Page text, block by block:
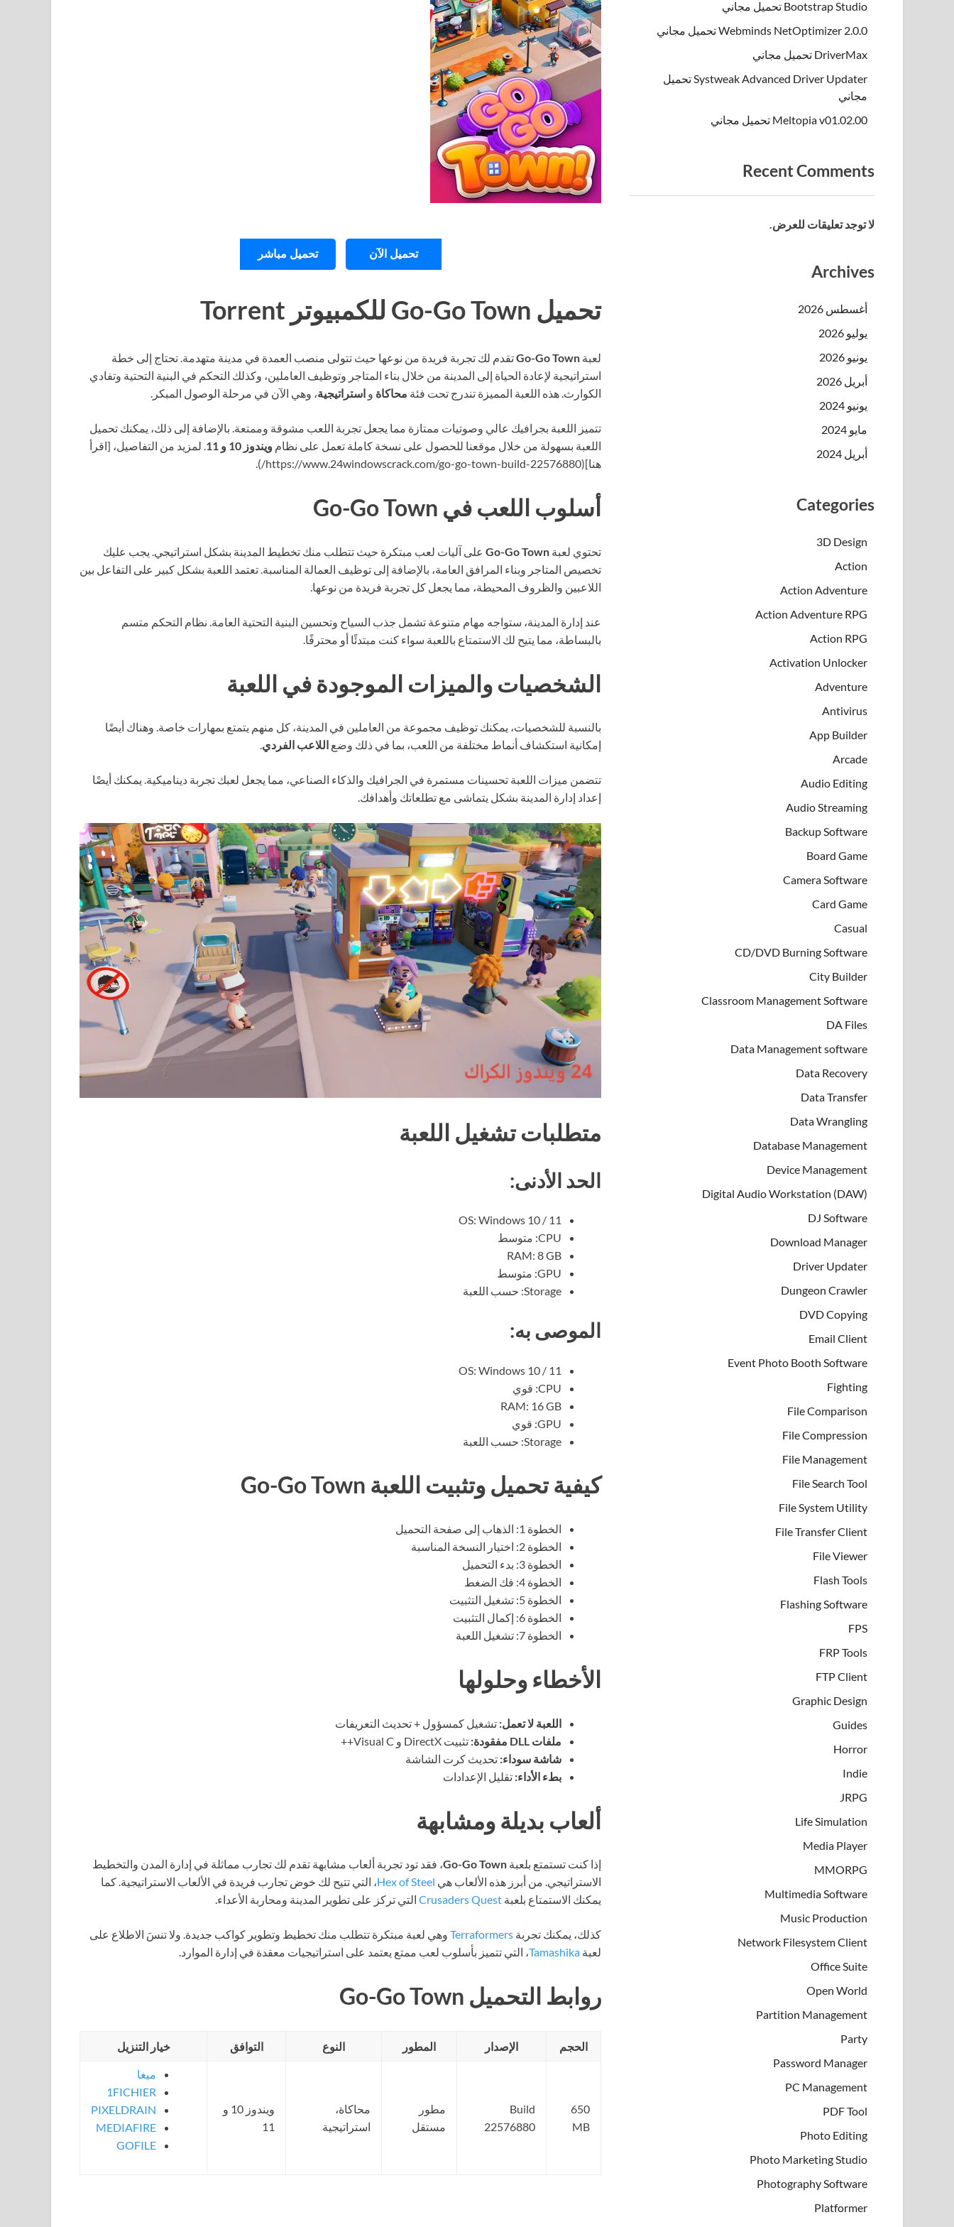
تحميل الآن تحميل مباشر
تحميل Go-Go Town للكمبيوتر Torrent
لعبة Go-Go Townتقدم لك تجربة فريدة من نوعها حيث تتولى منصب العمدة في مدينة متهدمة. تحتاج إلى خطة
استراتيجية لإعادة الحياة إلى المدينة من خلال بناء المتاجر وتوظيف العاملين، وكذلك التحكم في البنية التحتية وتفادي
الكوارث. هذه اللعبة المميزة تندرج تحت فئة محاكاة و استراتيجية، وهي الآن في مرحلة الوصول المبكر.
تتميز اللعبة بجرافيك عالي وصوتيات ممتازة مما يجعل تجربة اللعب مشوقة وممتعة. بالإضافة إلى ذلك، يمكنك تحميل
اللعبة بسهولة من خلال موقعنا للحصول على نسخة كاملة تعمل على نظام ويندوز 10 و 11
. لمزيد من التفاصيل، [اقرأ
هنا](https://www.24windowscrack.com/go-go-town-build-22576880/).
أسلوب اللعب في Go-Go Town
تحتوي لعبة Go-Go Town على آليات لعب مبتكرة حيث تتطلب منك تخطيط المدينة بشكل استراتيجي. يجب عليك
تخصيص المتاجر وبناء المرافق العامة، بالإضافة إلى توظيف العمالة المناسبة. تعتمد اللعبة بشكل كبير على التفاعل بين
اللاعبين والظروف المحيطة، مما يجعل كل تجربة فريدة من نوعها.
عند إدارة المدينة، ستواجه مهام متنوعة تشمل جذب السياح وتحسين البنية التحتية العامة. نظام التحكم متسم
بالبساطة، مما يتيح لك الاستمتاع باللعبة سواء كنت مبتدئًا أو محترفًا.
الشخصيات والميزات الموجودة في اللعبة
بالنسبة للشخصيات، يمكنك توظيف مجموعة من العاملين في المدينة، كل منهم يتمتع بمهارات خاصة. وهناك أيضًا
إمكانية استكشاف أنماط مختلفة من اللعب، بما في ذلك وضع اللاعب الفردي.
تتضمن ميزات اللعبة تحسينات مستمرة في الجرافيك والذكاء الصناعي، مما يجعل لعبك تجربة ديناميكية. يمكنك أيضًا
إعداد إدارة المدينة بشكل يتماشى مع تطلعاتك وأهدافك.
متطلبات تشغيل اللعبة
الحد الأدنى:
OS: Windows 10 / 11
CPU: متوسط
RAM: 8 GB
GPU: متوسط
Storage: حسب اللعبة
الموصى به:
OS: Windows 10 / 11
CPU: قوي
RAM: 16 GB
GPU: قوي
Storage: حسب اللعبة
كيفية تحميل وتثبيت اللعبة Go-Go Town
الخطوة 1: الذهاب إلى صفحة التحميل
الخطوة 2: اختيار النسخة المناسبة
الخطوة 3: بدء التحميل
الخطوة 4: فك الضغط
الخطوة 5: تشغيل التثبيت
الخطوة 6: إكمال التثبيت
الخطوة 7: تشغيل اللعبة
الأخطاء وحلولها
اللعبة لا تعمل: تشغيل كمسؤول + تحديث التعريفات
ملفات DLL مفقودة:
تثبيت DirectX و Visual C++
شاشة سوداء: تحديث كرت الشاشة
بطء الأداء: تقليل الإعدادات
ألعاب بديلة ومشابهة
إذا كنت تستمتع بلعبة Go-Go Town، فقد تود تجربة ألعاب مشابهة تقدم لك تجارب مماثلة في إدارة المدن والتخطيط
الاستراتيجي. من أبرز هذه الألعاب هي Hex of Steel، التي تتيح لك خوض تجارب فريدة في الألعاب الاستراتيجية. كما
يمكنك الاستمتاع بلعبة Crusaders Quest التي تركز على تطوير المدينة ومحاربة الأعداء.
كذلك، يمكنك تجربة Terraformers وهي لعبة مبتكرة تتطلب منك تخطيط وتطوير كواكب جديدة. ولا تنسَ الاطلاع على
لعبة Tamashika، التي تتميز بأسلوب لعب ممتع يعتمد على استراتيجيات معقدة في إدارة الموارد.
روابط التحميل Go-Go Town
الحجم الإصدار المطور النوع التوافق خيار التنزيل
650
MB
Build
22576880
مطور
مستقل
محاكاة،
استراتيجية
ويندوز 10 و
11
ميغا
1FICHIER
PIXELDRAIN
MEDIAFIRE
GOFILE
Bootstrap Studio تحميل مجاني
Webminds NetOptimizer 2.0.0 تحميل مجاني
DriverMax تحميل مجاني
Systweak Advanced Driver Updater تحميل
مجاني
Meltopia v01.02.00 تحميل مجاني
Recent Comments
لا توجد تعليقات للعرض.
Archives
أغسطس 2026
يوليو 2026
يونيو 2026
أبريل 2026
يونيو 2024
مايو 2024
أبريل 2024
Categories
3D Design
Action
Action Adventure
Action Adventure RPG
Action RPG
Activation Unlocker
Adventure
Antivirus
App Builder
Arcade
Audio Editing
Audio Streaming
Backup Software
Board Game
Camera Software
Card Game
Casual
CD/DVD Burning Software
City Builder
Classroom Management Software
DA Files
Data Management software
Data Recovery
Data Transfer
Data Wrangling
Database Management
Device Management
Digital Audio Workstation (DAW)
DJ Software
Download Manager
Driver Updater
Dungeon Crawler
DVD Copying
Email Client
Event Photo Booth Software
Fighting
File Comparison
File Compression
File Management
File Search Tool
File System Utility
File Transfer Client
File Viewer
Flash Tools
Flashing Software
FPS
FRP Tools
FTP Client
Graphic Design
Guides
Horror
Indie
JRPG
Life Simulation
Media Player
MMORPG
Multimedia Software
Music Production
Network Filesystem Client
Office Suite
Open World
Partition Management
Party
Password Manager
PC Management
PDF Tool
Photo Editing
Photo Marketing Studio
Photography Software
Platformer